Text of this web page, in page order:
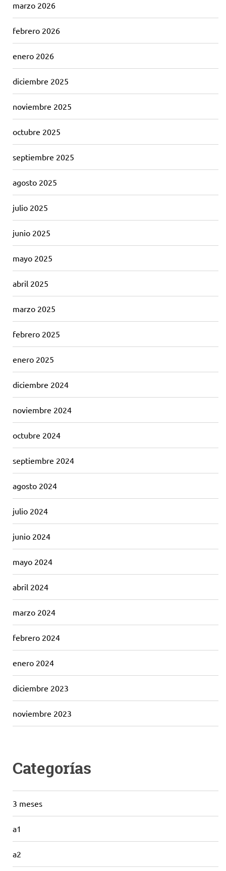
marzo 2026
febrero 2026
enero 2026
diciembre 2025
noviembre 2025
octubre 2025
septiembre 2025
agosto 2025
julio 2025
junio 2025
mayo 2025
abril 2025
marzo 2025
febrero 2025
enero 2025
diciembre 2024
noviembre 2024
octubre 2024
septiembre 2024
agosto 2024
julio 2024
junio 2024
mayo 2024
abril 2024
marzo 2024
febrero 2024
enero 2024
diciembre 2023
noviembre 2023
Categorías
3 meses
a1
a2